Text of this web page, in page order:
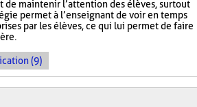
maintenir l’attention des élèves, surtout
permet à l’enseignant de voir en temps
par les élèves, ce qui lui permet de faire
(9)